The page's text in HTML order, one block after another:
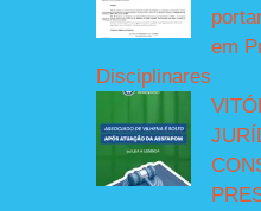
em
Disciplinares